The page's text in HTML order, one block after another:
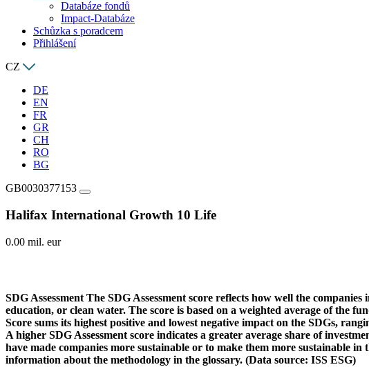
Databáze fondů
Impact-Databáze
Schůzka s poradcem
Přihlášení
CZ
DE
EN
FR
GR
CH
RO
BG
GB0030377153
Halifax International Growth 10 Life
0.00 mil. eur
SDG Assessment The SDG Assessment score reflects how well the
education, or clean water. The score is based on a weighted average of the
Score sums its highest positive and lowest negative impact on the SDGs,
A higher SDG Assessment score indicates a greater average share of
have made companies more sustainable or to make them more sustainable
information about the methodology in the glossary. (Data source: ISS ESG)